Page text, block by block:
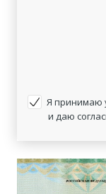
Я принимаю
и даю